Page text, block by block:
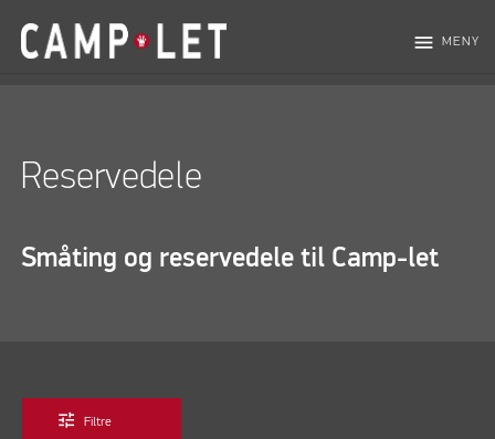
menu MENY
Reservedele
Småting og reservedele til Camp-let
tune Filtre